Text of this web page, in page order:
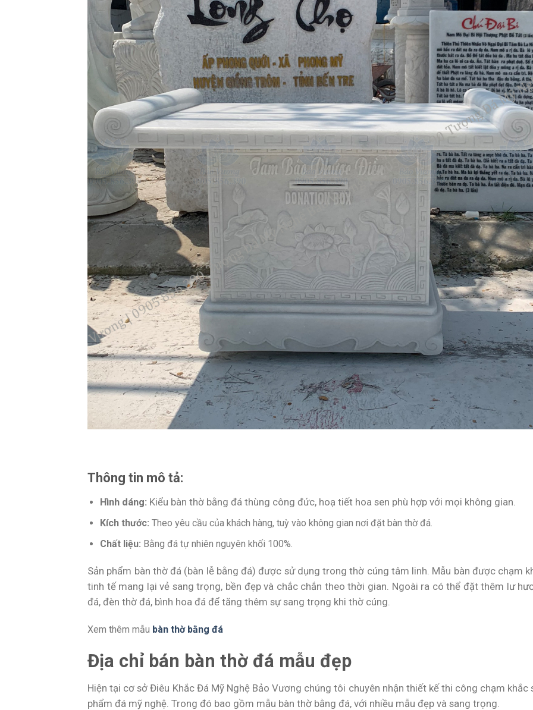
Thông tin mô tả:
Hình dáng:Kiểu bàn thờ bằng đá thùng công đức, hoạ tiết hoa sen phù hợp với mọi không gian.
Kích thước: Theo yêu cầu của khách hàng, tuỳ vào không gian nơi đặt bàn thờ đá.
Chất liệu: Bằng đá tự nhiên nguyên khối 100%.
Sản phẩm bàn thờ đá (bàn lễ bằng đá) được sử dụng trong thờ cúng tâm linh. Mẫu bàn được chạm
tinh tế mang lại vẻ sang trọng, bền đẹp và chắc chắn theo thời gian. Ngoài ra có thể đặt thêm lư
đá, đèn thờ đá, bình hoa đá để tăng thêm sự sang trọng khi thờ cúng.
Xem thêm mẫu bàn thờ bằng đá
Địa chỉ bán bàn thờ đá mẫu đẹp
Hiện tại cơ sở Điêu Khắc Đá Mỹ Nghệ Bảo Vương chúng tôi chuyên nhận thiết kế thi công chạm khắc
phẩm đá mỹ nghệ. Trong đó bao gồm mẫu bàn thờ bằng đá, với nhiều mẫu đẹp và sang trọng.